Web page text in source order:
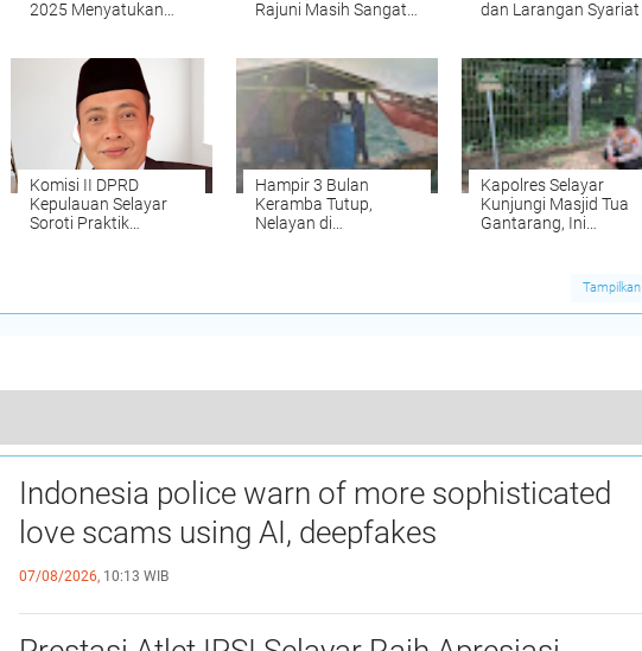
2025 Menyatukan
Rajuni Masih Sangat
dan Larangan Syariat
Komisi II DPRD
Kepulauan Selayar
Soroti Praktik
Hampir 3 Bulan
Keramba Tutup,
Nelayan di
Kapolres Selayar
Kunjungi Masjid Tua
Gantarang, Ini
Tampilkan
FESPAKI, Menjadi Wadah Berbagi Pengalaman Dan Pengetahuan Antar Sesama Anggota Pramuka
Indonesia police warn of more sophisticated
love scams using AI, deepfakes
07/08/2026, 10:13 WIB